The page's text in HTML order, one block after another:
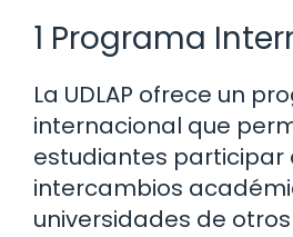
1 Programa
La UDLAP ofrece un
internacional que
estudiantes participar
intercambios
universidades de